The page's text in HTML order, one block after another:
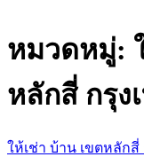
หมวดหมู่:
หลักสี่ กรุง
ให้เช่า บ้าน เขตหลักสี่